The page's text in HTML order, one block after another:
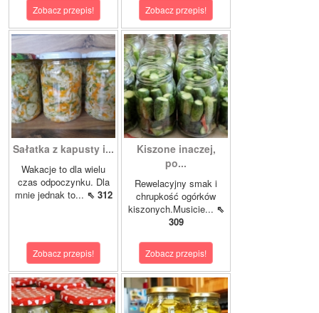
Zobacz przepis! Zobacz przepis!
Sałatka z kapusty i...
Wakacje to dla wielu
czas odpoczynku. Dla
mnie jednak to... ⇖ 312
Zobacz przepis!
Kiszone inaczej,
po...
Rewelacyjny smak i
chrupkość ogórków
kiszonych.Musicie... ⇖
309
Zobacz przepis!